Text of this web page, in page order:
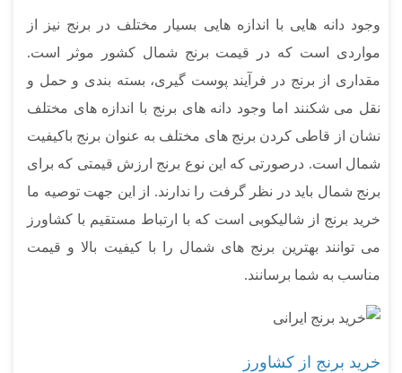
وجود دانه هایی با اندازه هایی بسیار مختلف در برنج نیز از
مواردی است که در قیمت برنج شمال کشور موثر است.
مقداری از برنج در فرآیند پوست گیری، بسته بندی و حمل و
نقل می شکنند اما وجود دانه های برنج با اندازه های مختلف
نشان از قاطی کردن برنج های مختلف به عنوان برنج باکیفیت
شمال است. درصورتی که این نوع برنج ارزش قیمتی که برای
برنج شمال باید در نظر گرفت را ندارند. از این جهت توصیه ما
خرید برنج از شالیکوبی است که با ارتباط مستقیم با کشاورز
می توانند بهترین برنج های شمال را با کیفیت بالا و قیمت
مناسب به شما برسانند.
خرید برنج از کشاورز